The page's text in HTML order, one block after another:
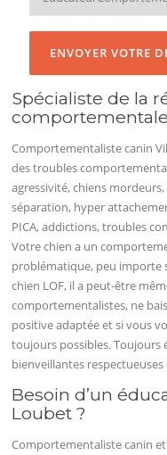
Spécialiste de la
comportementale
Comportementaliste canin
des troubles
agressivité, chiens
séparation, hyper
PICA, addictions, troubles
Votre chien a un
problématique, peu importe
chien LOF, il a peut-être
comportementalistes, ne
positive adaptée et si vous
toujours possibles. Toujours
bienveillantes respectueuses
Besoin d’un
Loubet ?
Comportementaliste canin